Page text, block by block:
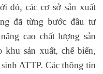
đó, các cơ sở sản xuất
đã từng bước đầu tư
cao chất lượng sản
khu sản xuất, chế biến,
ATTP. Các thông tin